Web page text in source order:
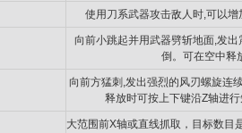
使用刀系武器攻击敌人时,可以
向前小跳起并用武器劈斩地面,发
倒。可在空中释
向前方猛刺,发出强烈的风刃螺旋连
释放时可按上下键沿Z轴进
大范围前X轴或直线抓取，目标数目